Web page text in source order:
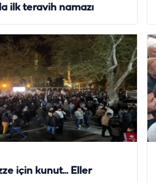
ilk teravih namazı
için kunut... Eller